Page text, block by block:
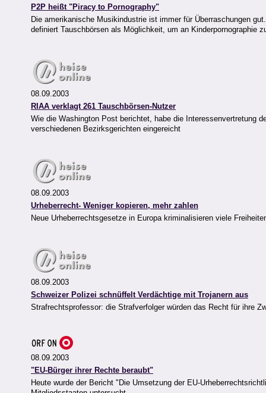
P2P heißt "Piracy to Pornography"
Die amerikanische Musikindustrie ist immer für Überraschungen
definiert Tauschbörsen als Möglichkeit, um an Kinderpornographie
08.09.2003
RIAA verklagt 261 Tauschbörsen-Nutzer
Wie die Washington Post berichtet, habe die Interessenvertretung
verschiedenen Bezirksgerichten eingereicht
08.09.2003
Urheberrecht- Weniger kopieren, mehr zahlen
Neue Urheberrechtsgesetze in Europa kriminalisieren viele
08.09.2003
Schweizer Polizei schnüffelt Verdächtige mit Trojanern aus
Strafrechtsprofessor: die Strafverfolger würden das Recht für ihre
08.09.2003
"EU-Bürger ihrer Rechte beraubt"
Heute wurde der Bericht "Die Umsetzung der EU-